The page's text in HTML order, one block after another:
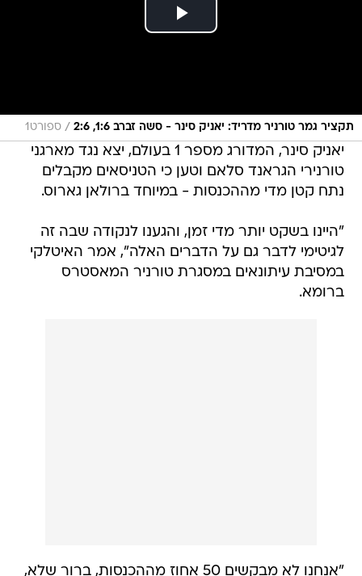
תקציר גמר טורניר מדריד: יאניק סינר - סשה זברב 1:6, 2:6 / ספורט1
יאניק סינר, המדורג מספר 1 בעולם, יצא נגד מארגני
טורנירי הגראנד סלאם וטען כי הטניסאים מקבלים
נתח קטן מדי מההכנסות - במיוחד ברולאן גארוס.
"היינו בשקט יותר מדי זמן, והגענו לנקודה שבה זה
לגיטימי לדבר גם על הדברים האלה", אמר האיטלקי
במסיבת עיתונאים במסגרת טורניר המאסטרס
ברומא.
"אנחנו לא מבקשים 50 אחוז מההכנסות, ברור שלא,